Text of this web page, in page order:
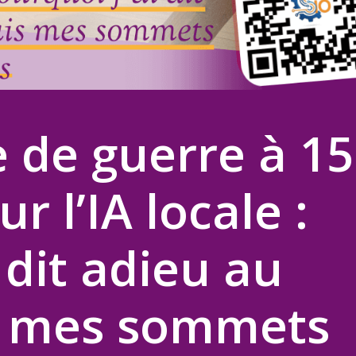
guerre à 15
l’IA locale :
adieu au
sommets